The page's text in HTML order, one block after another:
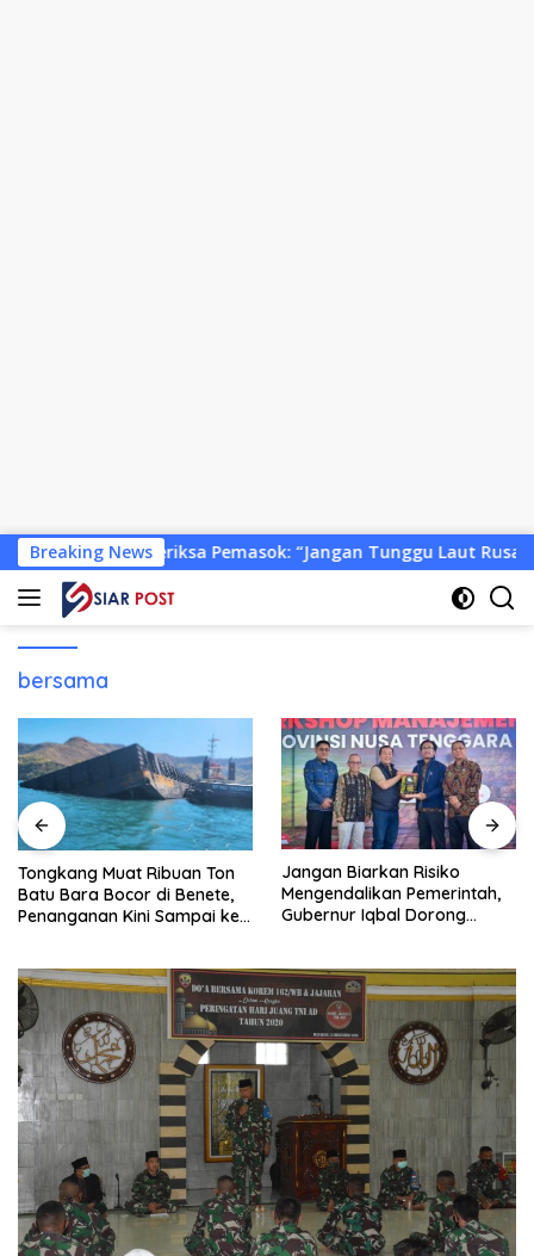
Langsung
ke
konten
Breaking News
Periksa Pemasok: “Jangan Tunggu Laut Rusak!”
bersama
Tongkang Muat Ribuan Ton
Batu Bara Bocor di Benete,
Penanganan Kini Sampai ke
Jangan Biarkan Risiko
Mengendalikan Pemerintah,
Gubernur Iqbal Dorong